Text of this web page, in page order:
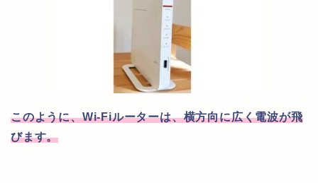
このように、Wi-Fiルーターは、横方向に広く電波が飛
びます。